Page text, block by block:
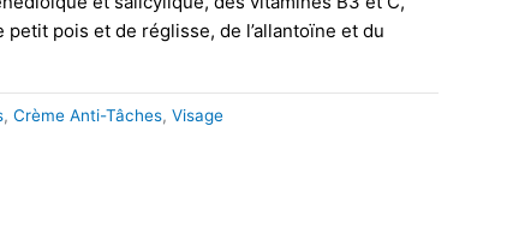
pois et de réglisse, de l’allantoïne et du
, Crème Anti-Tâches, Visage